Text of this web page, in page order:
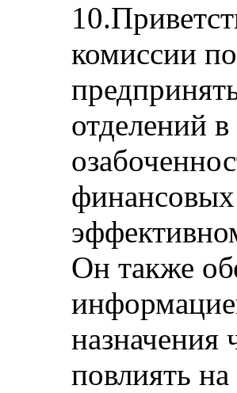
комиссии
отделений
финансовых
Он также
назначения
повлиять на